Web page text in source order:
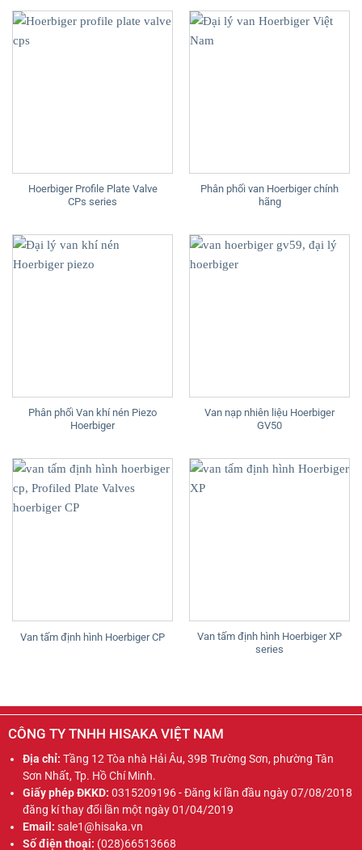
Hoerbiger Profile Plate Valve
CPs series
Phân phối van Hoerbiger chính
hãng
Phân phối Van khí nén Piezo
Hoerbiger
Van nạp nhiên liệu Hoerbiger
GV50
Van tấm định hình Hoerbiger CP
Van tấm định hình Hoerbiger XP
series
CÔNG TY TNHH HISAKA VIỆT NAM
Địa chỉ: Tầng 12 Tòa nhà Hải Âu, 39B Trường Sơn, phường Tân
Sơn Nhất, Tp. Hồ Chí Minh.
Giấy phép ĐKKD: 0315209196 - Đăng kí lần đầu ngày 07/08/2018
đăng kí thay đổi lần một ngày 01/04/2019
Email: sale1@hisaka.vn
Số điện thoại: (028)66513668